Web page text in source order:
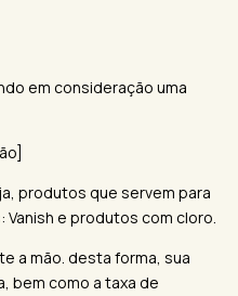
em consideração uma
produtos que servem para
Vanish e produtos com cloro.
a mão. desta forma, sua
bem como a taxa de